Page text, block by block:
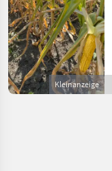
Kleinanzeige